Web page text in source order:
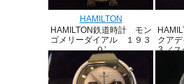
HAMILTON
HAMILTON鉄道時計 モン
ゴメリーダイアル １９３
０’
G/F SOLD
クア
3 ／ス
ーケ